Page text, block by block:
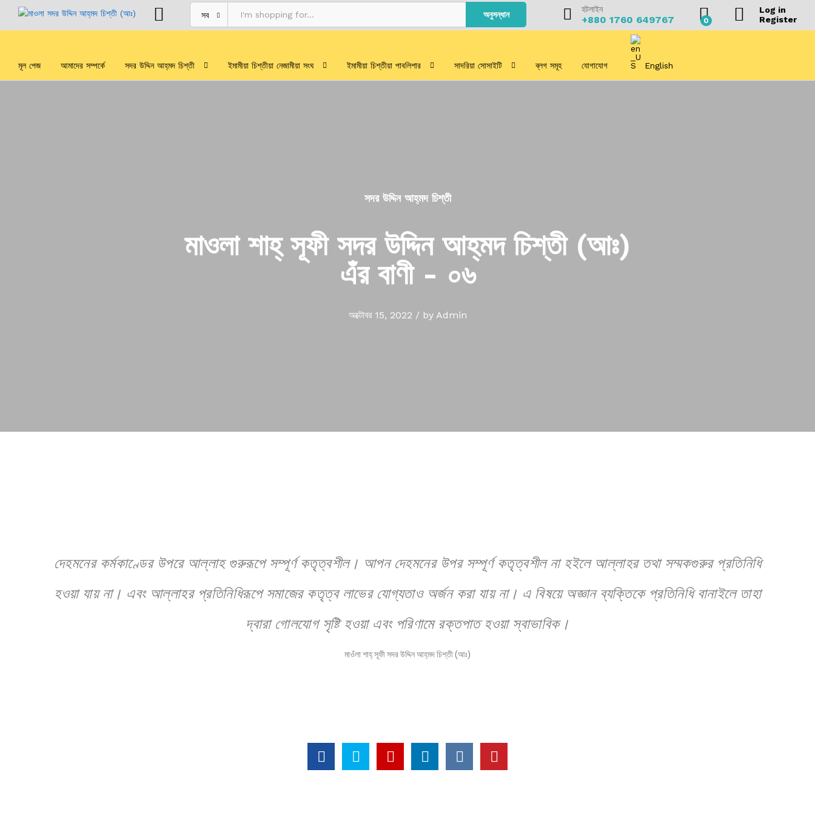
সব অনুসন্ধান
হটলাইন
+880 1760 649767 0
Log in
Register
মূল পেজ আমাদের সম্পর্কে সদর উদ্দিন আহ্‌মদ চিশ্‌তী ইমামীয়া চিশ্‌তীয়া নেজামীয়া সংঘ ইমামীয়া চিশ্‌তীয়া পাবলিশার সাদরিয়া সোসাইটি ব্লগ সমূহ যোগাযোগ English
সদর উদ্দিন আহ্‌মদ চিশ্‌তী
মাওলা শাহ্‌ সূফী সদর উদ্দিন আহ্‌মদ চিশ্‌তী (আঃ)
এঁর বাণী - ০৬
অক্টোবর 15, 2022 /by Admin
দেহমনের কর্মকাণ্ডের উপরে আল্লাহ গুরুরূপে সম্পূর্ণ কতৃত্বশীল। আপন দেহমনের উপর সম্পূর্ণ কতৃত্বশীল না হইলে আল্লাহর তথা সম্মকগুরুর প্রতিনিধি
হওয়া যায় না। এবং আল্লাহর প্রতিনিধিরূপে সমাজের কতৃত্ব লাভের যোগ্যতাও অর্জন করা যায় না। এ বিষয়ে অজ্ঞান ব্যক্তিকে প্রতিনিধি বানাইলে তাহা
দ্বারা গোলযোগ সৃষ্টি হওয়া এবং পরিণামে রক্তপাত হওয়া স্বাভাবিক।
মাওঁলা শাহ্‌ সূফী সদর উদ্দিন আহ্‌মদ চিশ্‌তী (আঃ)